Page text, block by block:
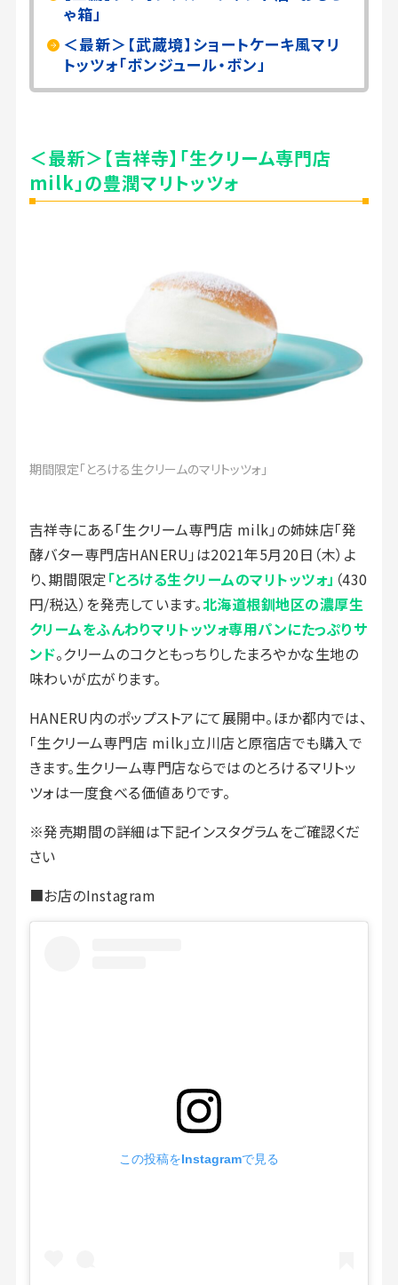
ゃ箱」
＜最新＞【武蔵境】ショートケーキ風マリ
トッツォ「ボンジュール・ボン」
＜最新＞【吉祥寺】「生クリーム専門店
milk」の豊潤マリトッツォ
期間限定「とろける生クリームのマリトッツォ」
吉祥寺にある「生クリーム専門店 milk」の姉妹店「発
酵バター専門店HANERU」は2021年5月20日（木）よ
り、期間限定「とろける生クリームのマリトッツォ」 （430
円/税込）を発売しています。北海道根釧地区の濃厚生
クリームをふんわりマリトッツォ専用パンにたっぷりサ
ンド。クリームのコクともっちりしたまろやかな生地の
味わいが広がります。
HANERU内のポップストアにて展開中。ほか都内では、
「生クリーム専門店 milk」立川店と原宿店でも購入で
きます。生クリーム専門店ならではのとろけるマリトッ
ツォは一度食べる価値ありです。
※発売期間の詳細は下記インスタグラムをご確認くだ
さい
■お店のInstagram
この投稿をInstagramで見る